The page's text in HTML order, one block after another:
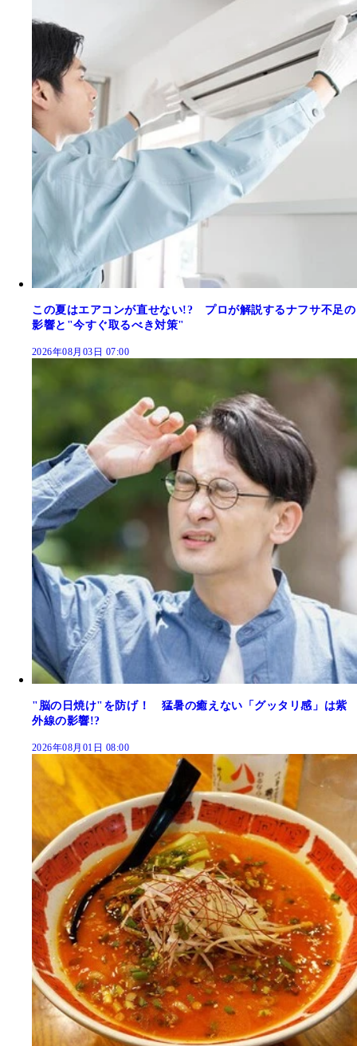
この夏はエアコンが直せない!? プロが解説するナフサ不足の
影響と"今すぐ取るべき対策"
2026年08月03日 07:00
"脳の日焼け"を防げ！ 猛暑の癒えない「グッタリ感」は紫
外線の影響!?
2026年08月01日 08:00